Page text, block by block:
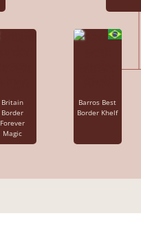
Britain
Border
Forever
Magic
Barros Best
Border Khelf